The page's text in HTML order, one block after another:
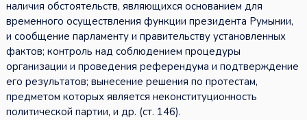
наличия обстоятельств, являющихся основанием для
временного осуществления функции президента Румынии,
и сообщение парламенту и правительству установленных
фактов; контроль над соблюдением процедуры
организации и проведения референдума и подтверждение
его результатов; вынесение решения по протестам,
предметом которых является неконституционность
политической партии, и др. (ст. 146).